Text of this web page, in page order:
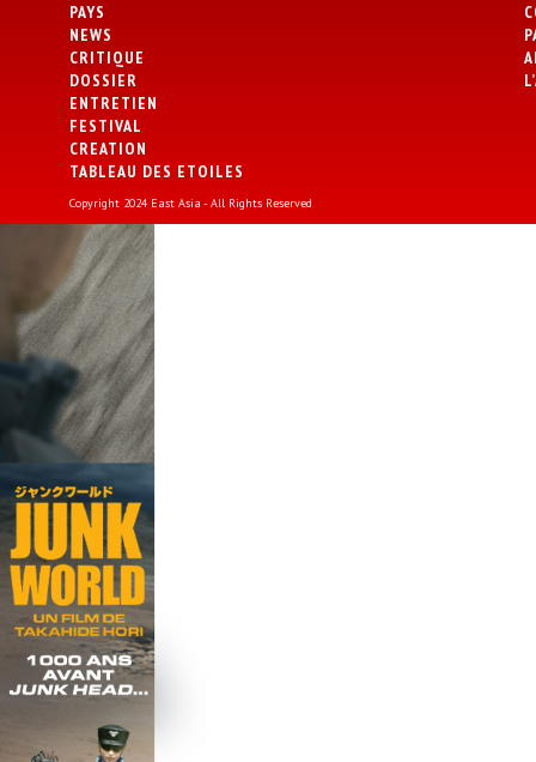
PAYS
NEWS
CRITIQUE
DOSSIER
ENTRETIEN
FESTIVAL
CREATION
TABLEAU DES ETOILES
Copyright 2024 East Asia - All Rights Reserved